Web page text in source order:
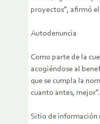
proyectos”, afirmó
Autodenuncia
Como parte de la
acogiéndose al
que se cumpla la
cuanto antes, mejor”.
Sitio de información